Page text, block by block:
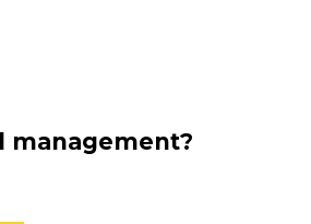
management?